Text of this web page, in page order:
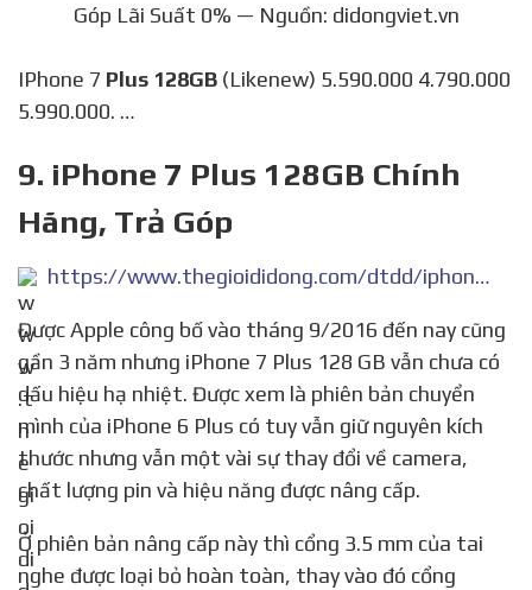
Góp Lãi Suất 0% — Nguồn: didongviet.vn
IPhone 7 Plus 128GB (Likenew) 5.590.000 4.790.000
5.990.000. …
9. iPhone 7 Plus 128GB Chính
Hãng, Trả Góp
https://www.thegioididong.com/dtdd/iphone-7-plus-128gb
Được Apple công bố vào tháng 9/2016 đến nay cũng
gần 3 năm nhưng iPhone 7 Plus 128 GB vẫn chưa có
dấu hiệu hạ nhiệt. Được xem là phiên bản chuyển
mình của iPhone 6 Plus có tuy vẫn giữ nguyên kích
thước nhưng vẫn một vài sự thay đổi về camera,
chất lượng pin và hiệu năng được nâng cấp.
Ở phiên bản nâng cấp này thì cổng 3.5 mm của tai
nghe được loại bỏ hoàn toàn, thay vào đó cổng